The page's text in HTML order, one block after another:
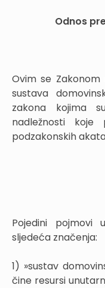
Odnos
Ovim se Zakonom
sustava
zakona kojima
nadležnosti
podzakonskih
Pojedini pojmovi
sljedeća značenja:
1) »sustav
čine resursi